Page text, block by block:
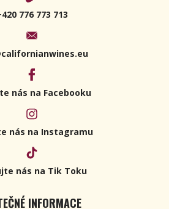
776 773 713
nás na Facebooku
nás na Instagramu
nás na Tik Toku
INFORMACE